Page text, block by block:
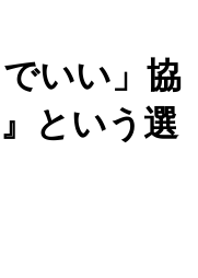
いい」協
という選